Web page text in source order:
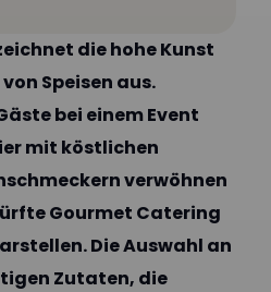
die hohe Kunst
Speisen aus.
bei einem Event
mit köstlichen
verwöhnen
Gourmet Catering
Die Auswahl an
Zutaten, die